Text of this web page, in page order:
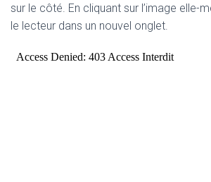
sur le côté. En cliquant sur l’image elle-
le lecteur dans un nouvel onglet.